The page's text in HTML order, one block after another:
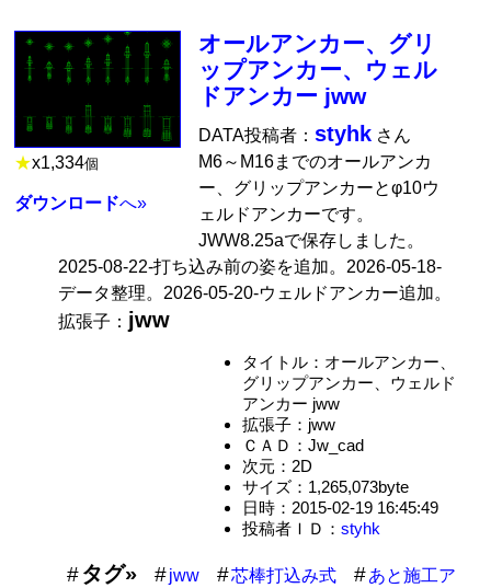
★x1,334個
ダウンロードへ»
オールアンカー、グリ
ップアンカー、ウェル
ドアンカー jww
DATA投稿者：styhk さん
M6～M16までのオールアンカ
ー、グリップアンカーとφ10ウ
ェルドアンカーです。
JWW8.25aで保存しました。
2025-08-22-打ち込み前の姿を追加。2026-05-18-
データ整理。2026-05-20-ウェルドアンカー追加。
拡張子： jww
タイトル：オールアンカー、
グリップアンカー、ウェルド
アンカー jww
拡張子：jww
ＣＡＤ：Jw_cad
次元：2D
サイズ：1,265,073byte
日時：2015-02-19 16:45:49
投稿者ＩＤ： styhk
タグ» jww 芯棒打込み式
あと施工ア